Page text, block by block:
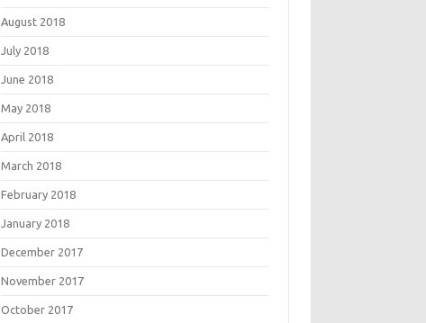
August 2018
July 2018
June 2018
May 2018
April 2018
March 2018
February 2018
January 2018
December 2017
November 2017
October 2017